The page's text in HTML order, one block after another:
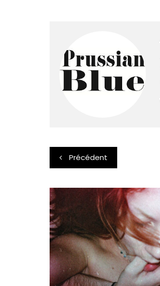
Navigation
de
l’article
Précédent